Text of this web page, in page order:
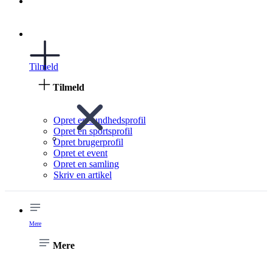
Tilmeld
Tilmeld
Opret en sundhedsprofil
Opret en sportsprofil
Opret brugerprofil
Opret et event
Opret en samling
Skriv en artikel
Mere
Mere